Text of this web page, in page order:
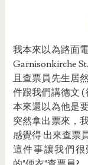
我本來以為路面
Garnisonkirche
且查票員先生居
件跟我們講德文
本來還以為他是
突然拿出票來，
感覺得 出來查票
這件事讓我們